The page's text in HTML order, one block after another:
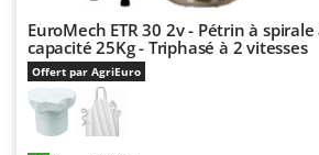
EuroMech ETR 30 2v - Pétrin à
capacité 25Kg - Triphasé à 2 vitesses
Offert par AgriEuro